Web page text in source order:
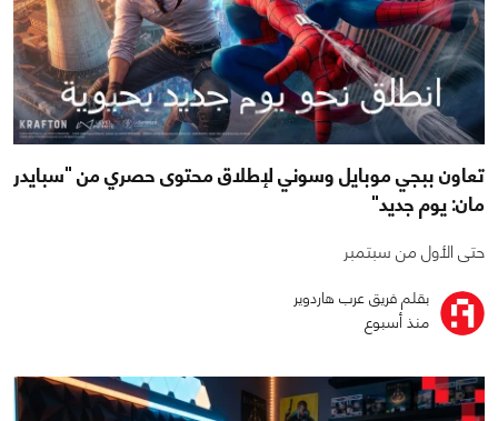
تعاون ببجي موبايل وسوني لإطلاق محتوى حصري من "سبايدر
مان: يوم جديد"
حتى الأول من سبتمبر
بقلم فريق عرب هاردوير
منذ أسبوع